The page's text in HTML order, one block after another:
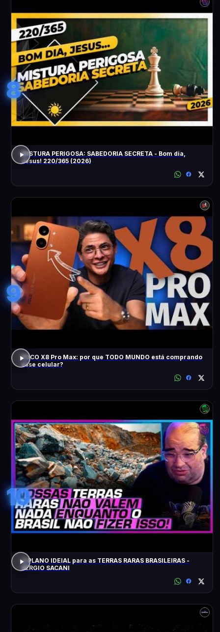
8
MISTURA PERIGOSA: SABEDORIA SECRETA - Bom dia,
Jesus! 220/365 (2026)
9
POCO X8 Pro Max: por que TODO MUNDO está comprando
esse celular?
10
O PLANO IDEIAL para as TERRAS RARAS BRASILEIRAS -
SÉRGIO SACANI